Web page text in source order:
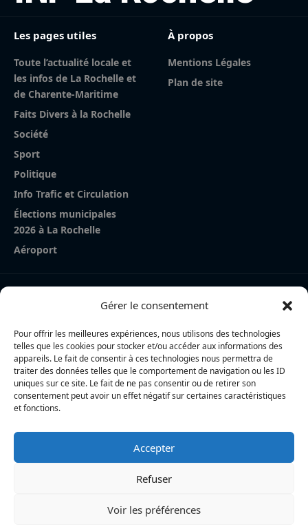
Gérer le consentement
Pour offrir les meilleures expériences, nous utilisons des technologies
telles que les cookies pour stocker et/ou accéder aux informations des
appareils. Le fait de consentir à ces technologies nous permettra de
traiter des données telles que le comportement de navigation ou les ID
uniques sur ce site. Le fait de ne pas consentir ou de retirer son
consentement peut avoir un effet négatif sur certaines caractéristiques
et fonctions.
Accepter
Refuser
Voir les préférences
Les pages utiles
Toute l’actualité locale et
les infos de La Rochelle et
de Charente-Maritime
Faits Divers à la Rochelle
Société
Sport
Politique
Info Trafic et Circulation
Élections municipales
2026 à La Rochelle
Aéroport
À propos
Mentions Légales
Plan de site
volant explorée
La Rochelle Agglo : trois cyclistes percutées par une
voiture à Périgny, une femme en urgence absolue
Charente-Maritime : la directrice de la police nationale,
Myriam Akkari, sur le départ vers le Haut-Rhin
L’actualité locale en continu à La Rochelle et en Charente-